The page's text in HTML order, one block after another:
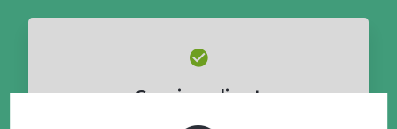
Service client